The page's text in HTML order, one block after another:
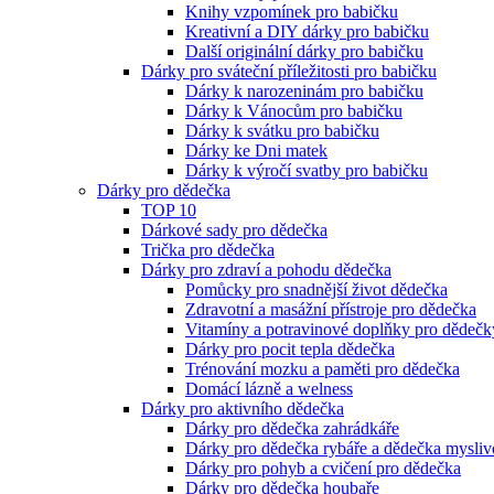
Knihy vzpomínek pro babičku
Kreativní a DIY dárky pro babičku
Další originální dárky pro babičku
Dárky pro sváteční příležitosti pro babičku
Dárky k narozeninám pro babičku
Dárky k Vánocům pro babičku
Dárky k svátku pro babičku
Dárky ke Dni matek
Dárky k výročí svatby pro babičku
Dárky pro dědečka
TOP 10
Dárkové sady pro dědečka
Trička pro dědečka
Dárky pro zdraví a pohodu dědečka
Pomůcky pro snadnější život dědečka
Zdravotní a masážní přístroje pro dědečka
Vitamíny a potravinové doplňky pro
Dárky pro pocit tepla dědečka
Trénování mozku a paměti pro dědečka
Domácí lázně a welness
Dárky pro aktivního dědečka
Dárky pro dědečka zahrádkáře
Dárky pro dědečka rybáře a dědečka
Dárky pro pohyb a cvičení pro dědečka
Dárky pro dědečka houbaře